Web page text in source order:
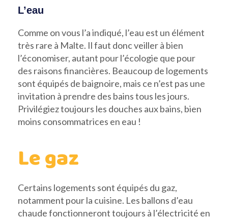
L’eau
Comme on vous l’a indiqué, l’eau est un élément
très rare à Malte. Il faut donc veiller à bien
l’économiser, autant pour l’écologie que pour
des raisons financières. Beaucoup de logements
sont équipés de baignoire, mais ce n’est pas une
invitation à prendre des bains tous les jours.
Privilégiez toujours les douches aux bains, bien
moins consommatrices en eau !
Le gaz
Certains logements sont équipés du gaz,
notamment pour la cuisine. Les ballons d’eau
chaude fonctionneront toujours à l’électricité en